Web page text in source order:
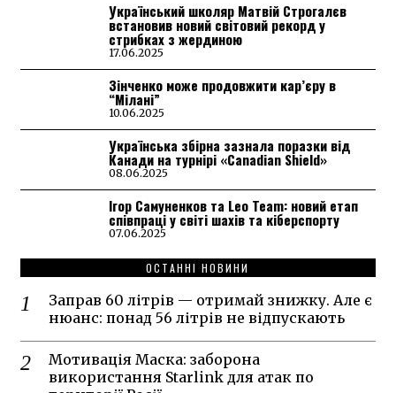
Український школяр Матвій Строгалєв
встановив новий світовий рекорд у
стрибках з жердиною
17.06.2025
Зінченко може продовжити кар’єру в
“Мілані”
10.06.2025
Українська збірна зазнала поразки від
Канади на турнірі «Canadian Shield»
08.06.2025
Ігор Самуненков та Leo Team: новий етап
співпраці у світі шахів та кіберспорту
07.06.2025
ОСТАННІ НОВИНИ
Заправ 60 літрів — отримай знижку. Але є
нюанс: понад 56 літрів не відпускають
Мотивація Маска: заборона
використання Starlink для атак по